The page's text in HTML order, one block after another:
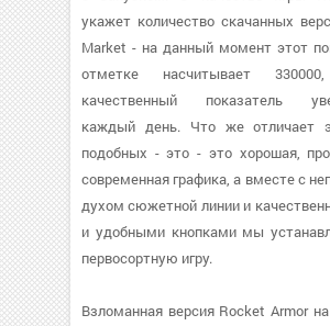
укажет количество скачанных
Market - на данный момент этот
отметке насчитывает
качественный показатель
каждый день. Что же отличает
подобных - это - это хорошая,
современная графика, а вместе с
духом сюжетной линии и
и удобными кнопками мы
первосортную игру.
Взломанная версия Rocket Armor